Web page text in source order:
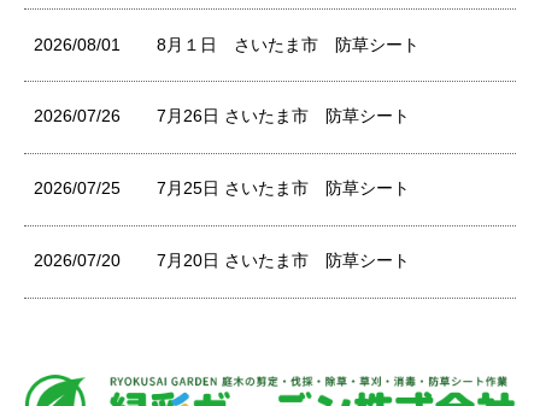
2026/08/01 8月１日 さいたま市 防草シート
2026/07/26 7月26日 さいたま市 防草シート
2026/07/25 7月25日 さいたま市 防草シート
2026/07/20 7月20日 さいたま市 防草シート